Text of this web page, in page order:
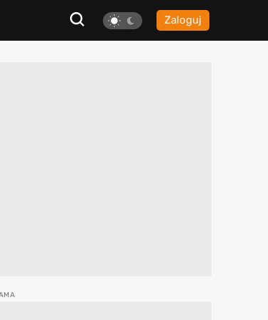
Zaloguj